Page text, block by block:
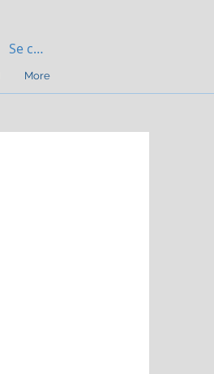
More
Se connecter